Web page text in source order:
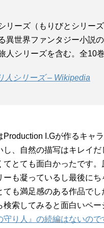
リーズ（もりびとシリー
異世界ファンタジー小説
人シリーズを含む。全10巻
人シリーズ – Wikipedia
Production I.Gが作るキャ
し、自然の描写はキレイだ
てとても面白かったです。
ーも凝っているし最後に
ても満足感のある作品でし
検索してみると面白いペー
守り人』の続編はないの